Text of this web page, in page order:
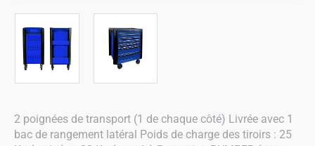
2 poignées de transport (1 de chaque côté) Livrée avec 1
bac de rangement latéral Poids de charge des tiroirs : 25